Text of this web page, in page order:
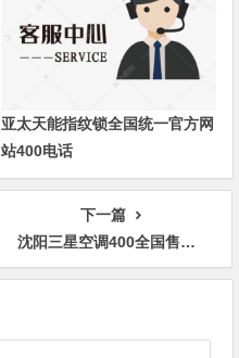
亚太天能指纹锁全国统一官方网
站400电话
下一篇
沈阳三星空调400全国售后统一服务热线